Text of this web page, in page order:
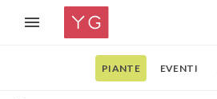
PIANTE EVENTI